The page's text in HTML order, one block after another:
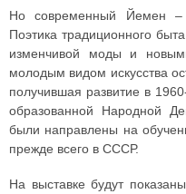
Но современный Йемен –
Поэтика традиционного
изменчивой моды и
молодым видом искусства
получившая развитие в
образованной Народной
были направлены на
прежде всего в СССР.
На выставке будут